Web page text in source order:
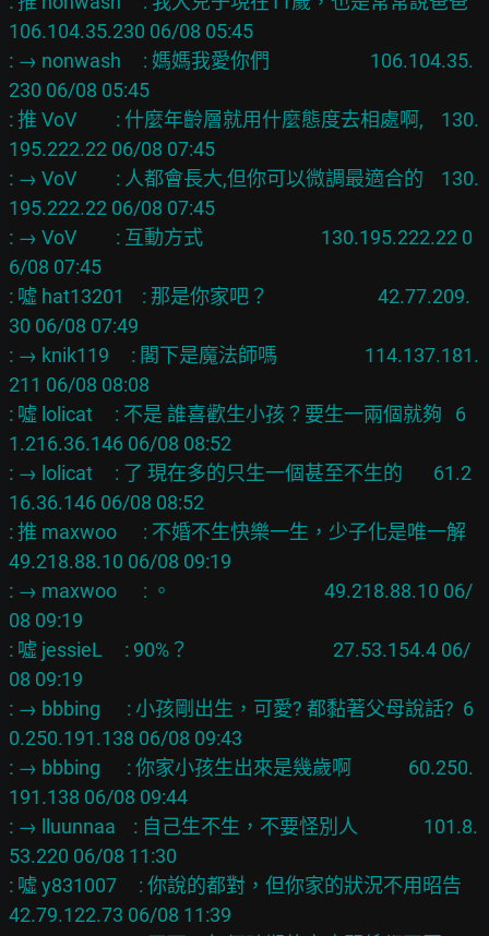
106.104.35.230 06/08 05:45
: → nonwash     : 媽媽我愛你們                       106.104.35.
230 06/08 05:45
: 推 VoV         : 什麼年齡層就用什麼態度去相處啊,    130.
195.222.22 06/08 07:45
: → VoV         : 人都會長大,但你可以微調最適合的    130.
195.222.22 06/08 07:45
: → VoV         : 互動方式                           130.195.222.22 0
6/08 07:45
: 噓 hat13201    : 那是你家吧？                         42.77.209.
30 06/08 07:49
: → knik119     : 閣下是魔法師嗎                    114.137.181.
211 06/08 08:08
: 噓 lolicat     : 不是 誰喜歡生小孩？要生一兩個就夠   6
1.216.36.146 06/08 08:52
: → lolicat     : 了 現在多的只生一個甚至不生的       61.2
16.36.146 06/08 08:52
: 推 maxwoo      : 不婚不生快樂一生，少子化是唯一解
49.218.88.10 06/08 09:19
: → maxwoo      : 。                                   49.218.88.10 06/
08 09:19
: 噓 jessieL     : 90%？                                 27.53.154.4 06/
08 09:19
: → bbbing      : 小孩剛出生，可愛? 都黏著父母說話?  6
0.250.191.138 06/08 09:43
: → bbbing      : 你家小孩生出來是幾歲啊             60.250.
191.138 06/08 09:44
: → lluunnaa    : 自己生不生，不要怪別人               101.8.
53.220 06/08 11:30
: 噓 y831007     : 你說的都對，但你家的狀況不用昭告
42.79.122.73 06/08 11:39